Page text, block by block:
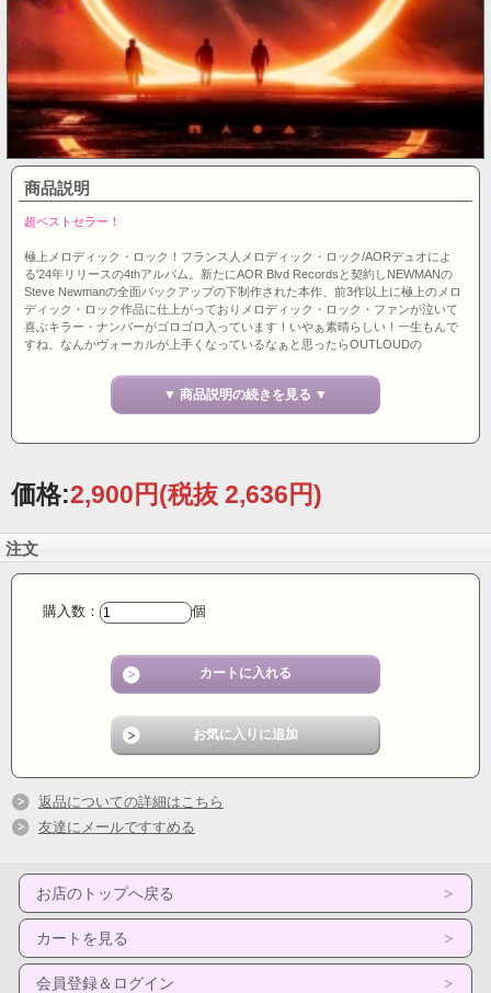
商品説明
超ベストセラー！
極上メロディック・ロック！フランス人メロディック・ロック/AORデュオによ
る'24年リリースの4thアルバム。新たにAOR Blvd Recordsと契約しNEWMANの
Steve Newmanの全面バックアップの下制作された本作、前3作以上に極上のメロ
ディック・ロック作品に仕上がっておりメロディック・ロック・ファンが泣いて
喜ぶキラー・ナンバーがゴロゴロ入っています！いやぁ素晴らしい！一生もんで
すね。なんかヴォーカルが上手くなっているなぁと思ったらOUTLOUDの
Sall（G./WORK OF ART、W.E.T.）もゲスト参加しています。流通が弱いAOR
Blvd Recordsからなので見かけたら迷わず買いです。捨て曲なしの全12曲。イギ
▼ 商品説明の続きを見る ▼
価格:2,900円(税抜 2,636円)
注文
購入数： 個
返品についての詳細はこちら
友達にメールですすめる
お店のトップへ戻る
カートを見る
会員登録＆ログイン